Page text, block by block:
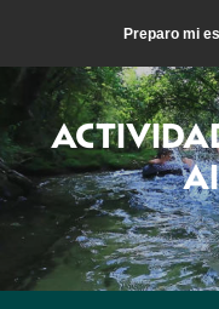
contenu
principal
Preparo mi